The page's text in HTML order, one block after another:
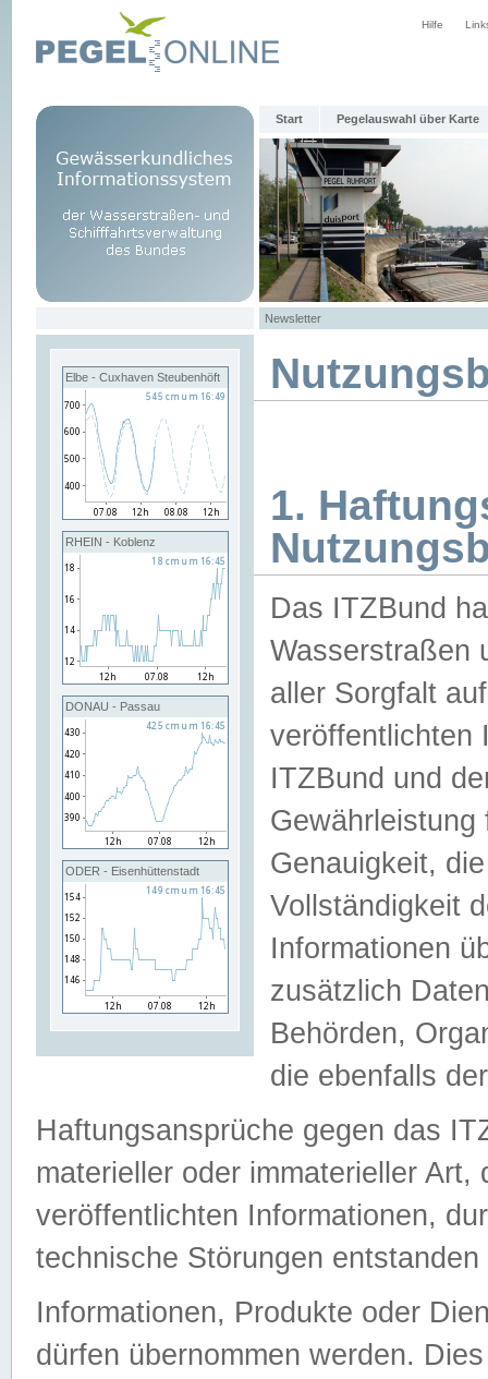
Hilfe
Start Pegelauswahl über Karte
Newsletter
Elbe - Cuxhaven Steubenhöft
RHEIN - Koblenz
DONAU - Passau
ODER - Eisenhüttenstadt
1.
Das ITZBund
Wasserstraßen
aller Sorgfalt
veröffentlichten
ITZBund und
Genauigkeit,
Vollständigkeit
Informationen
zusätzlich
Behörden,
die ebenfalls
Haftungsansprüche gegen das
materieller oder immaterieller
veröffentlichten Informationen,
technische Störungen
Informationen, Produkte oder
dürfen übernommen werden.